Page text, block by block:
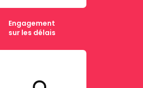
Engagement
sur les délais